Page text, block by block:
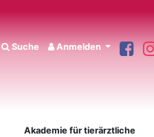
Suche Anmelden
Akademie für tierärztliche